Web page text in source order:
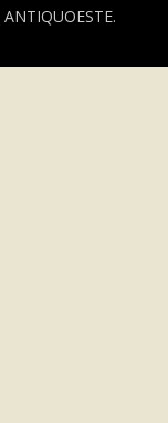
ANTIQUOESTE.